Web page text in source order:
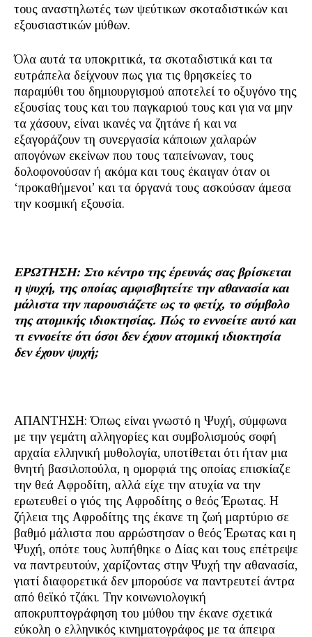
τους αναστηλωτές των ψεύτικων σκοταδιστικών και
εξουσιαστικών μύθων.
Όλα αυτά τα υποκριτικά, τα σκοταδιστικά και τα
ευτράπελα δείχνουν πως για τις θρησκείες το
παραμύθι του δημιουργισμού αποτελεί το οξυγόνο της
εξουσίας τους και του παγκαριού τους και για να μην
τα χάσουν, είναι ικανές να ζητάνε ή και να
εξαγοράζουν τη συνεργασία κάποιων χαλαρών
απογόνων εκείνων που τους ταπείνωναν, τους
δολοφονούσαν ή ακόμα και τους έκαιγαν όταν οι
‘προκαθήμενοι’ και τα όργανά τους ασκούσαν άμεσα
την κοσμική εξουσία.
ΕΡΩΤΗΣΗ: Στο κέντρο της έρευνάς σας βρίσκεται
η ψυχή, της οποίας αμφισβητείτε την αθανασία και
μάλιστα την παρουσιάζετε ως το φετίχ, το σύμβολο
της ατομικής ιδιοκτησίας. Πώς το εννοείτε αυτό και
τι εννοείτε ότι όσοι δεν έχουν ατομική ιδιοκτησία
δεν έχουν ψυχή;
ΑΠΑΝΤΗΣΗ: Όπως είναι γνωστό η Ψυχή, σύμφωνα
με την γεμάτη αλληγορίες και συμβολισμούς σοφή
αρχαία ελληνική μυθολογία, υποτίθεται ότι ήταν μια
θνητή βασιλοπούλα, η ομορφιά της οποίας επισκίαζε
την θεά Αφροδίτη, αλλά είχε την ατυχία να την
ερωτευθεί ο γιός της Αφροδίτης ο θεός Έρωτας. Η
ζήλεια της Αφροδίτης της έκανε τη ζωή μαρτύριο σε
βαθμό μάλιστα που αρρώστησαν ο θεός Έρωτας και η
Ψυχή, οπότε τους λυπήθηκε ο Δίας και τους επέτρεψε
να παντρευτούν, χαρίζοντας στην Ψυχή την αθανασία,
γιατί διαφορετικά δεν μπορούσε να παντρευτεί άντρα
από θεϊκό τζάκι. Την κοινωνιολογική
αποκρυπτογράφηση του μύθου την έκανε σχετικά
εύκολη ο ελληνικός κινηματογράφος με τα άπειρα